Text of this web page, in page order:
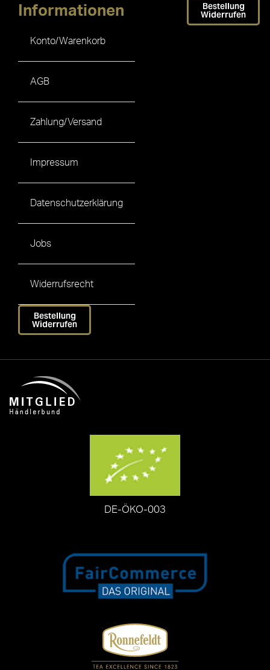
Informationen
Konto/Warenkorb
AGB
Zahlung/Versand
Impressum
Datenschutzerklärung
Jobs
Widerrufsrecht
Bestellung
Widerrufen
Bestellung
Widerrufen
DE-ÖKO-003